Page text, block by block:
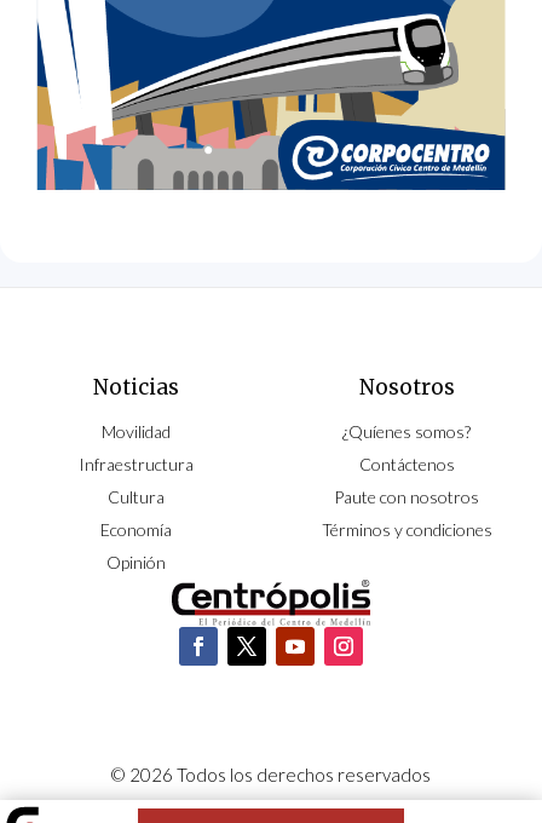
Noticias
Movilidad
Infraestructura
Cultura
Economía
Opinión
Nosotros
¿Quíenes somos?
Contáctenos
Paute con nosotros
Términos y condiciones
© 2026 Todos los derechos reservados
CORPOCENTRO | Hecho con pasión porNeoCiclo